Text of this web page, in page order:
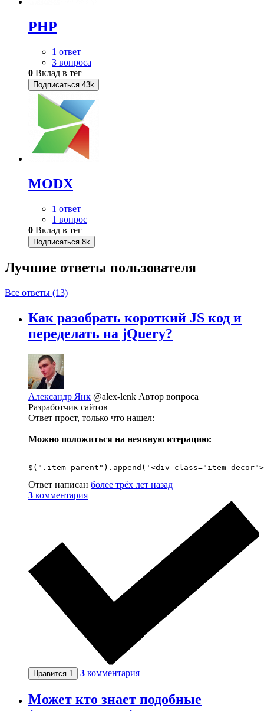
PHP
1 ответ
3 вопроса
0 Вклад в тег
Подписаться 43k
MODX
1 ответ
1 вопрос
0 Вклад в тег
Подписаться 8k
Лучшие ответы пользователя
Все ответы (13)
Как разобрать короткий JS код и
переделать на jQuery?
Александр Янк @alex-lenk Автор вопроса
Разработчик сайтов
Ответ прост, только что нашел:
Можно положиться на неявную итерацию:
$(".item-parent").append('<div class="item-
Ответ написан более трёх лет назад
3 комментария
Нравится 1 3 комментария
Может кто знает подобные